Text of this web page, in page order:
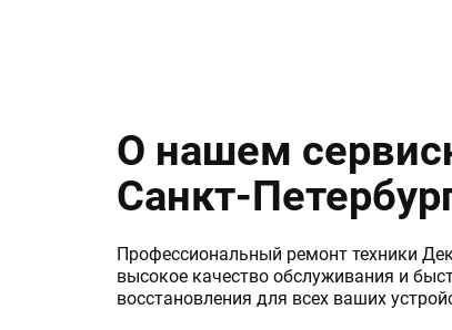
О нашем
Санкт-
Профессиональный ремонт техники
высокое качество обслуживания и
восстановления для всех ваших